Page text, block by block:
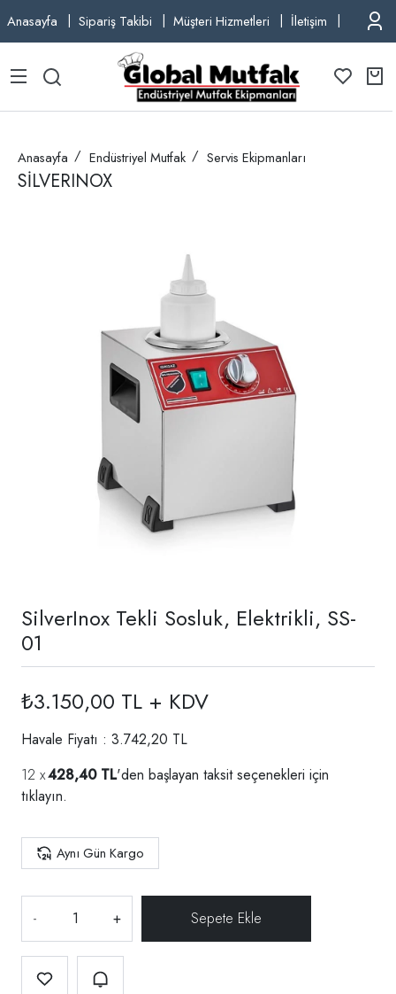
Anasayfa Sipariş Takibi Müşteri Hizmetleri İletişim TEL:
Anasayfa Endüstriyel Mutfak Servis Ekipmanları
SİLVERINOX
SilverInox Tekli Sosluk, Elektrikli, SS-
01
₺3.150,00 TL + KDV
Havale Fiyatı : 3.742,20 TL
428,40 TL'den başlayan taksit seçenekleri için
tıklayın.
Aynı Gün Kargo
- +